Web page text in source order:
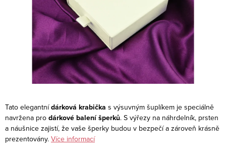
Tato elegantnídárková krabička s výsuvným šuplíkem je speciálně
navržena pro dárkové balení šperků. S výřezy na náhrdelník, prsten
a náušnice zajistí, že vaše šperky budou v bezpečí a zároveň krásně
prezentovány. Více informací